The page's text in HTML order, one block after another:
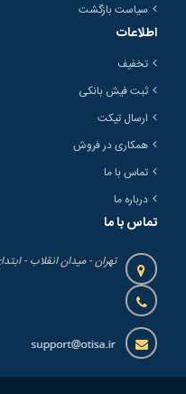
سیاست بازگشت
اطلاعات
تخفیف
ثبت فیش بانکی
ارسال تیکت
همکاری در فروش
تماس با ما
درباره ما
تماس با ما
تهران - میدان انقلاب -